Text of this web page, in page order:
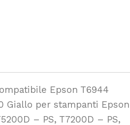
Epson T6944
Giallo per stampanti Epson
– PS, T7200D – PS,